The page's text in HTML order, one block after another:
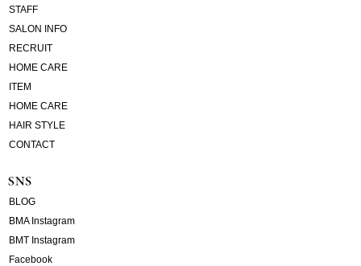
STAFF
SALON INFO
RECRUIT
HOME CARE
ITEM
HOME CARE
HAIR STYLE
CONTACT
BLOG
BMA Instagram
BMT Instagram
Facebook